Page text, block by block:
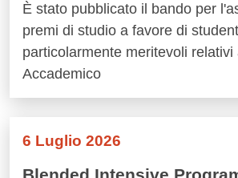
È stato pubblicato il bando per
premi di studio a favore di
particolarmente meritevoli relativi
Accademico
6 Luglio 2026